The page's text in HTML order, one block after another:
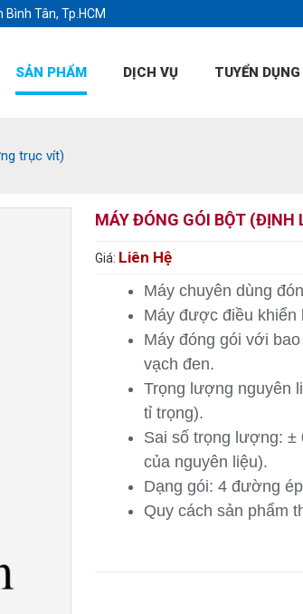
Tân, Tp.HCM
SẢN PHẨM DỊCH VỤ TUYỂN DỤNG
trục vít)
MÁY ĐÓNG GÓI BỘT (ĐỊNH
Giá: Liên Hệ
Máy chuyên dùng
Máy được điều khiển
Máy đóng gói với
vạch đen.
Trọng lượng nguyên
tỉ trọng).
Sai số trọng lượng: ±
của nguyên liệu).
Dạng gói: 4 đường
Quy cách sản phẩm